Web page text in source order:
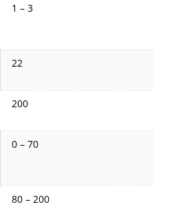
1 – 3
22
200
0 – 70
80 – 200